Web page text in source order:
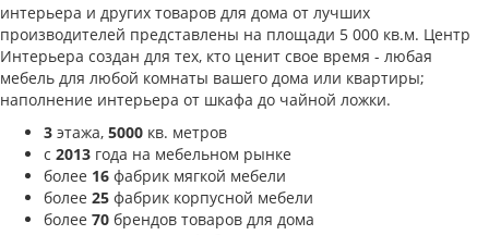
интерьера и других товаров для дома от лучших
производителей представлены на площади 5 000 кв.м. Центр
Интерьера создан для тех, кто ценит свое время - любая
мебель для любой комнаты вашего дома или квартиры;
наполнение интерьера от шкафа до чайной ложки.
3 этажа, 5000 кв. метров
с 2013 года на мебельном рынке
более 16 фабрик мягкой мебели
более 25 фабрик корпусной мебели
более 70 брендов товаров для дома